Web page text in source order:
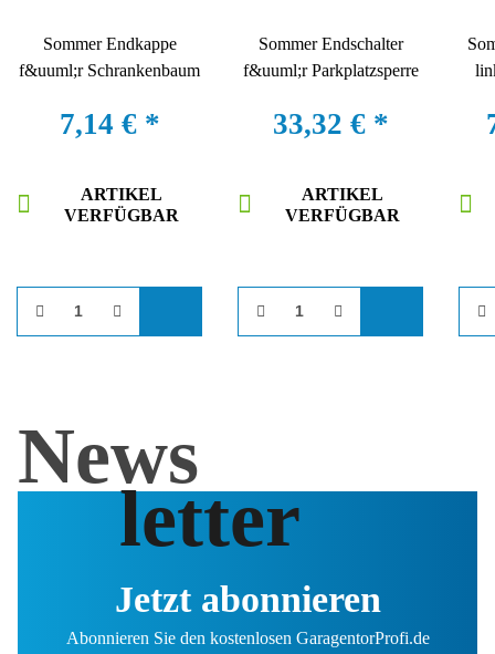
Sommer Endkappe
f&uuml;r Schrankenbaum
7,14 € *
ARTIKEL
VERFÜGBAR
Sommer Endschalter
f&uuml;r Parkplatzsperre
33,32 € *
ARTIKEL
VERFÜGBAR
News
letter
Jetzt abonnieren
Abonnieren Sie den kostenlosen GaragentorProfi.de